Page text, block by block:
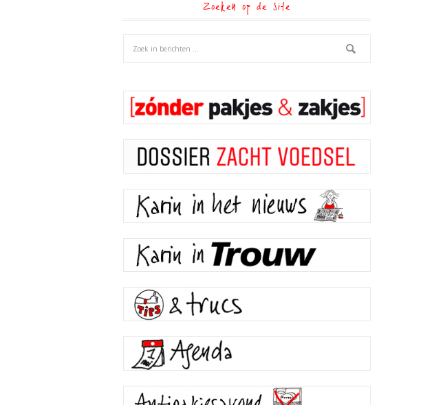
Zoeken op de site